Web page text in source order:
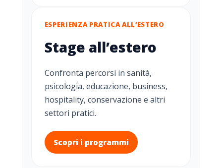
ESPERIENZA PRATICA ALL’ESTERO
Stage all’estero
Confronta percorsi in sanità,
psicologia, educazione, business,
hospitality, conservazione e altri
settori pratici.
Scopri i programmi